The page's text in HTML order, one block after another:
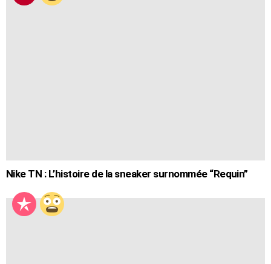
Nike TN : L’histoire de la sneaker surnommée “Requin”